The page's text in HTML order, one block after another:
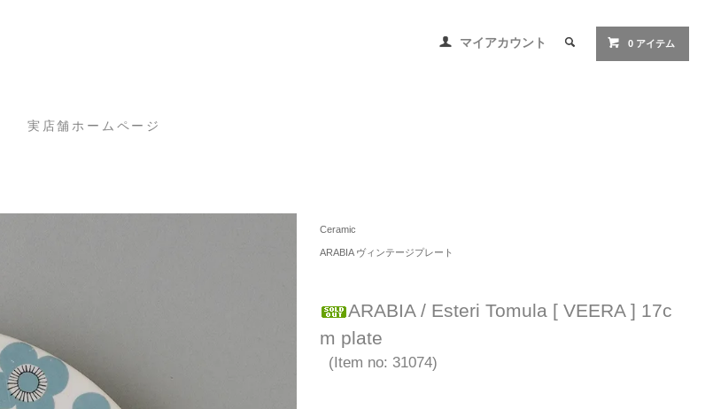
マイアカウント 0 アイテム
実店舗ホームページ
Ceramic
ARABIA ヴィンテージプレート
ARABIA / Esteri Tomula [ VEERA ] 17c
m plate
(Item no: 31074)